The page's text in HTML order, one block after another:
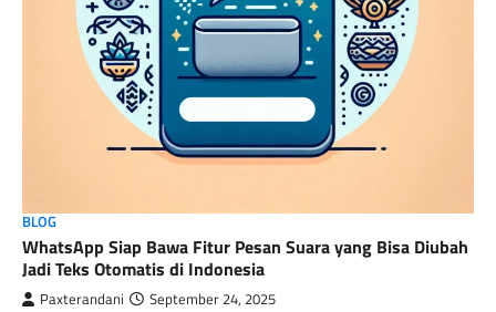
BLOG
WhatsApp Siap Bawa Fitur Pesan Suara yang Bisa Diubah
Jadi Teks Otomatis di Indonesia
Paxterandani September 24, 2025